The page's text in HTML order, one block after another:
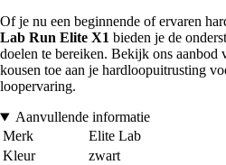
Of je nu een beginnende of ervaren
Lab Run Elite X1 bieden je de
doelen te bereiken. Bekijk ons aanbod
kousen toe aan je hardloopuitrusting
loopervaring.
Aanvullende informatie
Merk
Elite Lab
Kleur
zwart